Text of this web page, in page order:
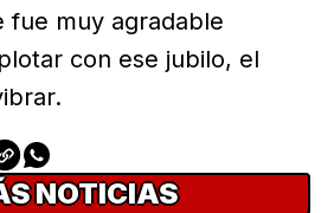
fue muy agradable
con ese jubilo, el
NOTICIAS